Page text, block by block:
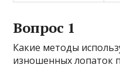
Вопрос 1
Какие методы
изношенных лопаток